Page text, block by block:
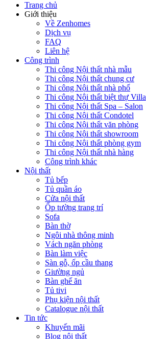
Trang chủ
Giới thiệu
Về Zenhomes
Dịch vụ
FAQ
Liên hệ
Công trình
Thi công Nội thất nhà mẫu
Thi công Nội thất chung cư
Thi công Nội thất nhà phố
Thi công Nội thất biệt thự Villa
Thi công Nội thất Spa – Salon
Thi công Nội thất Condotel
Thi công Nội thất văn phòng
Thi công Nội thất showroom
Thi công Nội thất phòng gym
Thi công Nội thất nhà hàng
Công trình khác
Nội thất
Tủ bếp
Tủ quần áo
Cửa nội thất
Ốp tường trang trí
Sofa
Bàn thờ
Ngôi nhà thông minh
Vách ngăn phòng
Bàn làm việc
Sàn gỗ, ốp cầu thang
Giường ngủ
Bàn ghế ăn
Tủ tivi
Phụ kiện nội thất
Catalogue nội thất
Tin tức
Khuyến mãi
Blog nội thất